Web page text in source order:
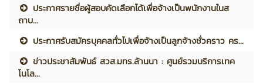
ประกาศรายชื่อผู้สอบคัดเลือกได้เพื่อจ้างเป็นพนักงานในส
ถาบ...
ประกาศรับสมัครบุคคลทั่วไปเพื่อจ้างเป็นลูกจ้างชั่วคราว คร...
ข่าวประชาสัมพันธ์ สวส.มทร.ล้านนา : ศูนย์รวมบริการเทค
โนโล...